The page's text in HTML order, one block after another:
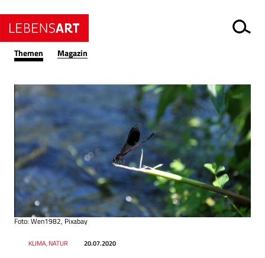
Themen Magazin
Datum 20.07.2020
RessortKLIMA, NATUR
Foto: Wen1982, Pixabay